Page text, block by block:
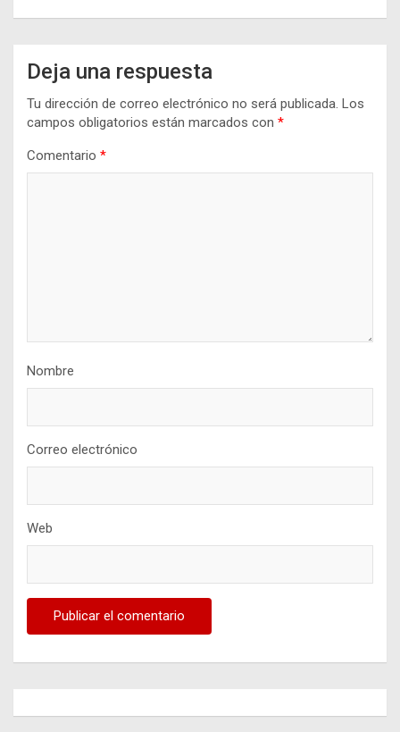
Deja una respuesta
Tu dirección de correo electrónico no será publicada. Los
campos obligatorios están marcados con *
Comentario *
Nombre
Correo electrónico
Web